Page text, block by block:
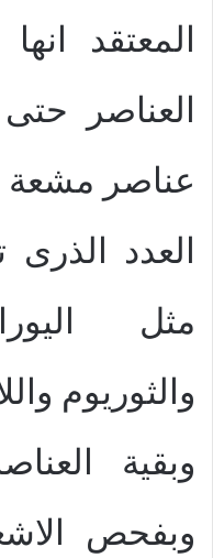
المعتقد
العناصر
عناصر مشعة
العدد
مثل
والثوريوم
وبقية
وبفحص